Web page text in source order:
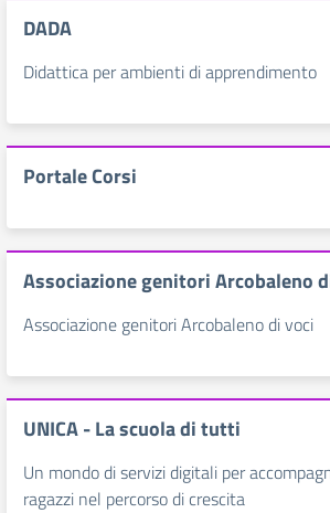
DADA
Didattica per ambienti di apprendimento
Portale Corsi
Associazione genitori Arcobaleno
Associazione genitori Arcobaleno di voci
UNICA - La scuola di tutti
Un mondo di servizi digitali per
ragazzi nel percorso di crescita